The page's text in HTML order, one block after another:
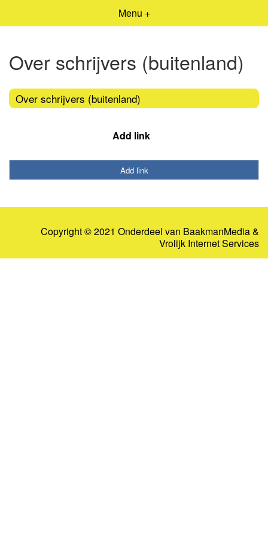
Menu +
Over schrijvers (buitenland)
Over schrijvers (buitenland)
Add link
Add link
Copyright © 2021 Onderdeel van BaakmanMedia&
Vrolijk Internet Services